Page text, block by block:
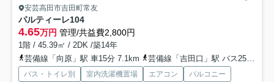
安芸高田市吉田町常友
パルティーレ104
4.65万円 管理/共益費2,800円
1階 / 45.39㎡ / 2DK /築14年
芸備線「向原」駅 車15分 7.1km
芸備線「吉田口」駅 バス25分 備北交通「青迫バス停」 停歩4分
バス・トイレ別 室内洗濯機置場 エアコン
バルコニー